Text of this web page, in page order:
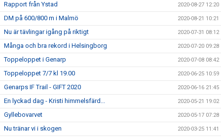
Rapport från Ystad 2020-08-27 12:20
DM på 600/800 m i Malmö 2020-08-21 10:21
Nu är tävlingar igång på riktigt 2020-07-31 08:12
Många och bra rekord i Helsingborg 2020-07-20 09:28
Toppeloppet i Genarp 2020-07-08 08:42
Toppeloppet 7/7 kl 19.00 2020-06-25 10:59
Genarps IF Trail - GIFT 2020 2020-06-16 21:45
En lyckad dag - Kristi himmelsfärd... 2020-05-21 19:02
Gyllebovarvet 2020-05-17 07:28
Nu tränar vi i skogen 2020-03-25 11:41